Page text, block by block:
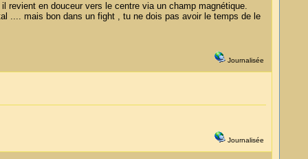
en douceur vers le centre via un champ magnétique.
.... mais bon dans un fight , tu ne dois pas avoir le temps de le
Journalisée
Journalisée